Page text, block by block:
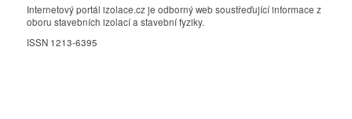
Internetový portál izolace.cz je odborný web soustřeďující informace z
oboru stavebních izolací a stavební fyziky.
ISSN 1213-6395